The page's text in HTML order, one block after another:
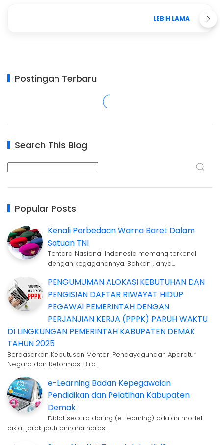
LEBIH LAMA
Postingan Terbaru
Search This Blog
Popular Posts
Kenali Perbedaan Warna Baret Dalam
Satuan TNI
Tentara Nasional Indonesia memang terkenal
dengan kegagahannya. Bahkan , anya…
PENGUMUMAN ALOKASI KEBUTUHAN DAN
PENGISIAN DAFTAR RIWAYAT HIDUP
PEGAWAI PEMERINTAH DENGAN
PERJANJIAN KERJA (PPPK) PARUH WAKTU
DI LINGKUNGAN PEMERINTAH KABUPATEN DEMAK
TAHUN 2025
Berdasarkan Keputusan Menteri Pendayagunaan Aparatur
Negara dan Reformasi Biro…
e-Learning Badan Kepegawaian
Pendidikan dan Pelatihan Kabupaten
Demak
Diklat secara daring (e-learning) adalah model
diklat jarak jauh dimana naras…